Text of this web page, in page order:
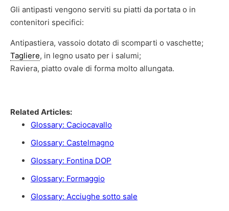
Gli antipasti vengono serviti su piatti da portata o in
contenitori specifici:
Antipastiera, vassoio dotato di scomparti o vaschette;
Tagliere, in legno usato per i salumi;
Raviera, piatto ovale di forma molto allungata.
Related Articles:
Glossary: Caciocavallo
Glossary: Castelmagno
Glossary: Fontina DOP
Glossary: Formaggio
Glossary: Acciughe sotto sale